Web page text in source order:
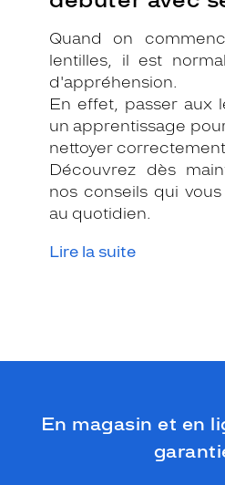
Quand on
lentilles, il est
d'appréhension.
En effet, passer aux
un apprentissage
nettoyer
Découvrez dès
nos conseils qui
au quotidien.
Lire la suite
En magasin et en